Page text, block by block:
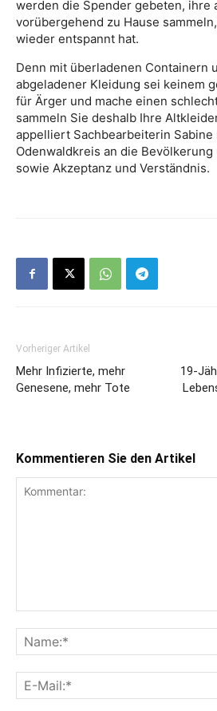
werden die Spender gebeten, ihre
vorübergehend zu Hause
wieder entspannt hat.
Denn mit überladenen Containern
abgeladener Kleidung sei keinem
für Ärger und mache einen
sammeln Sie deshalb Ihre
appelliert Sachbearbeiterin Sabine
Odenwaldkreis an die
sowie Akzeptanz und Verständnis.
Vorheriger Artikel
Mehr Infizierte, mehr
Genesene, mehr Tote
19-
Kommentieren Sie den Artikel